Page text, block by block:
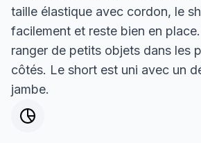
taille élastique avec cordon, le
facilement et reste bien en
ranger de petits objets dans les
côtés. Le short est uni avec un
jambe.